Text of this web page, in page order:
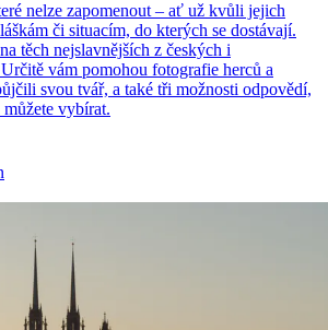
nelze zapomenout – ať už kvůli jejich
či situacím, do kterých se dostávají.
těch nejslavnějších z českých i
vám pomohou fotografie herců a
svou tvář, a také tři možnosti odpovědí,
vybírat.